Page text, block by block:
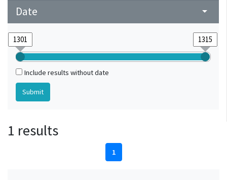
Date arrow_drop_down
Include results without date
1 results
1